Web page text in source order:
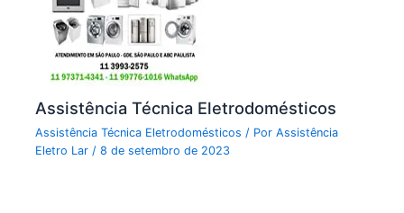
Assistência Técnica Eletrodomésticos
Assistência Técnica Eletrodomésticos / PorAssistência
Eletro Lar /8 de setembro de 2023